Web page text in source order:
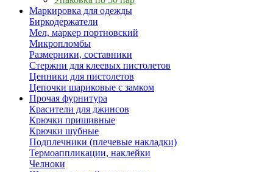
Маркировка для одежды
Биркодержатели
Мел, маркер портновский
Микропломбы
Размерники, составники
Стержни для клеевых пистолетов
Ценники для пистолетов
Цепочки шариковые с замком
Прочая фурнитура
Красители для джинсов
Крючки пришивные
Крючки шубные
Подплечники (плечевые накладки)
Термоаппликации, наклейки
Челноки